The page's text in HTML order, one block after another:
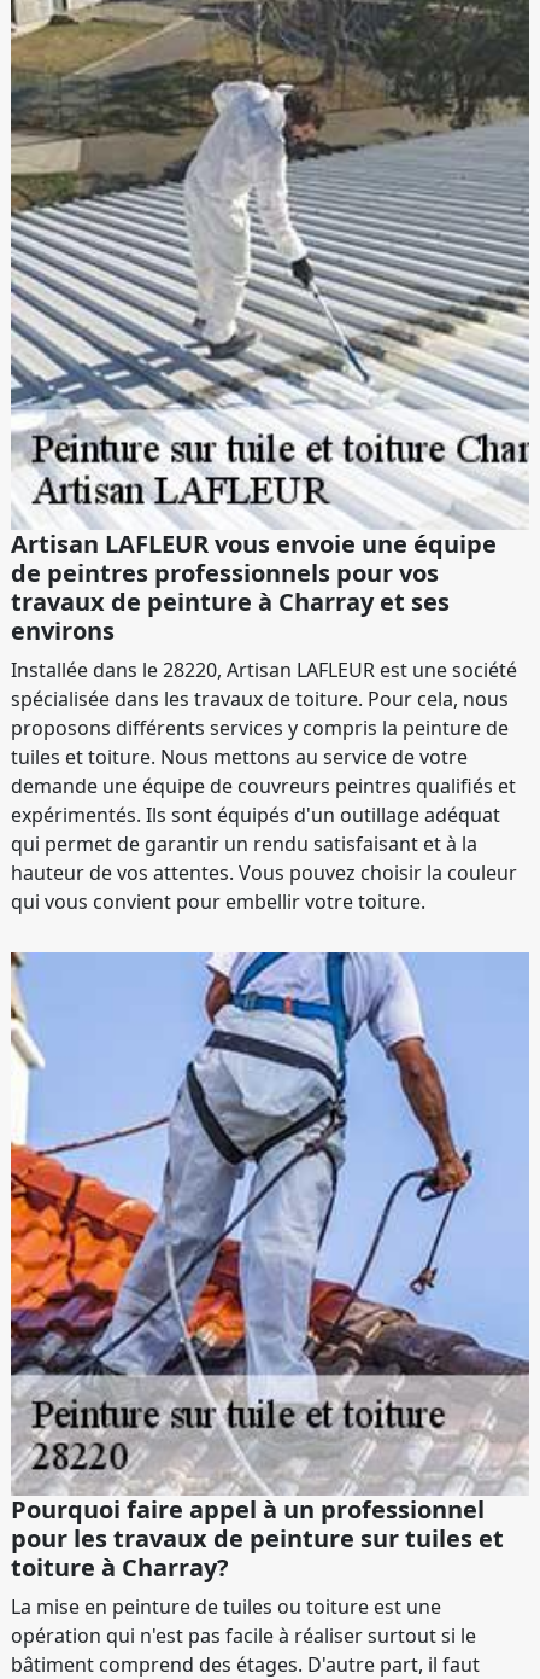
Artisan LAFLEUR vous envoie une équipe
de peintres professionnels pour vos
travaux de peinture à Charray et ses
environs
Installée dans le 28220, Artisan LAFLEUR est une société
spécialisée dans les travaux de toiture. Pour cela, nous
proposons différents services y compris la peinture de
tuiles et toiture. Nous mettons au service de votre
demande une équipe de couvreurs peintres qualifiés et
expérimentés. Ils sont équipés d'un outillage adéquat
qui permet de garantir un rendu satisfaisant et à la
hauteur de vos attentes. Vous pouvez choisir la couleur
qui vous convient pour embellir votre toiture.
Pourquoi faire appel à un professionnel
pour les travaux de peinture sur tuiles et
toiture à Charray?
La mise en peinture de tuiles ou toiture est une
opération qui n'est pas facile à réaliser surtout si le
bâtiment comprend des étages. D'autre part, il faut